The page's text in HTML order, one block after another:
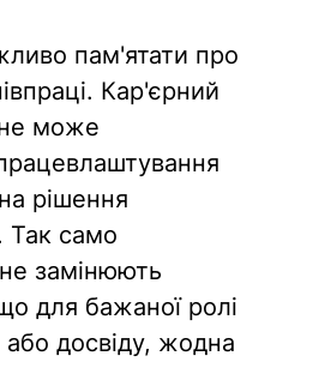
пам'ятати про
Кар'єрний
не може
рішення
Так само
не замінюють
для бажаної ролі
або досвіду, жодна